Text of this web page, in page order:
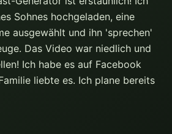
Sohnes hochgeladen, eine
ausgewählt und ihn 'sprechen'
Das Video war niedlich und
Ich habe es auf Facebook
liebte es. Ich plane bereits